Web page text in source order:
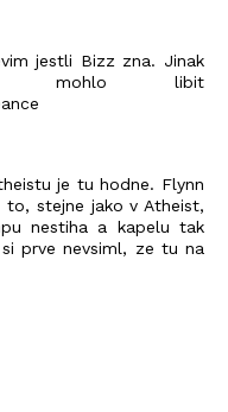
jestli Bizz zna. Jinak
libit
je tu hodne. Flynn
stejne jako v Atheist,
nestiha a kapelu tak
prve nevsiml, ze tu na